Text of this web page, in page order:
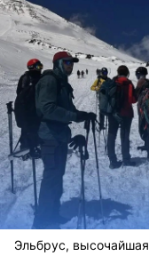
Эльбрус,